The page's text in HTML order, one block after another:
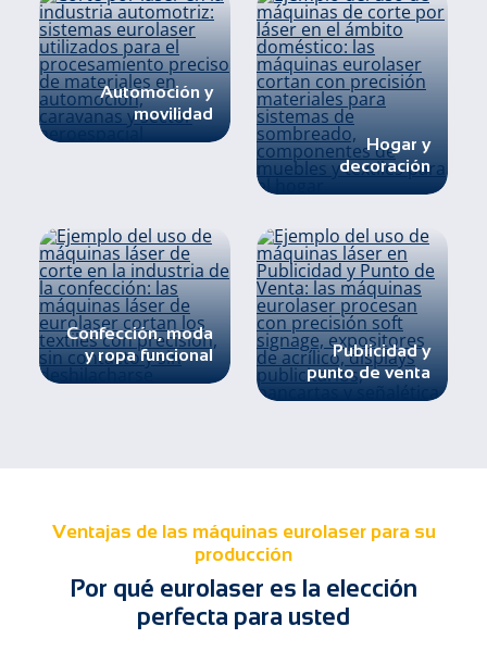
Automoción y
movilidad
Hogar y
decoración
Confección, moda
y ropa funcional
Publicidad y
punto de venta
Ventajas de las máquinas eurolaser para su
producción
Por qué eurolaser es la elección
perfecta para usted